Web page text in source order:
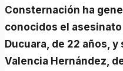
Consternación ha generado entre familiares y
conocidos el
Ducuara, de 22 años,
Valencia Hernández,